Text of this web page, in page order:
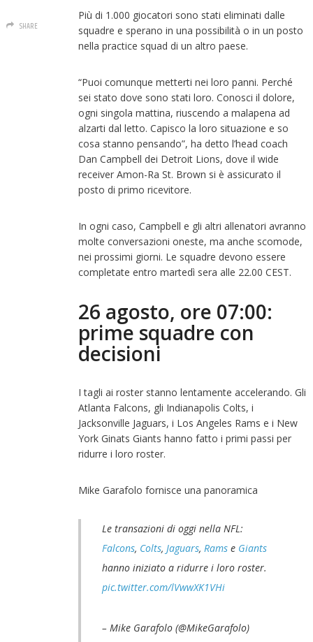
Più di 1.000 giocatori sono stati eliminati dalle
squadre e sperano in una possibilità o in un posto
nella practice squad di un altro paese.
“Puoi comunque metterti nei loro panni. Perché
sei stato dove sono stati loro. Conosci il dolore,
ogni singola mattina, riuscendo a malapena ad
alzarti dal letto. Capisco la loro situazione e so
cosa stanno pensando”, ha detto l’head coach
Dan Campbell dei Detroit Lions, dove il wide
receiver Amon-Ra St. Brown si è assicurato il
posto di primo ricevitore.
In ogni caso, Campbell e gli altri allenatori avranno
molte conversazioni oneste, ma anche scomode,
nei prossimi giorni. Le squadre devono essere
completate entro martedì sera alle 22.00 CEST.
26 agosto, ore 07:00:
prime squadre con
decisioni
I tagli ai roster stanno lentamente accelerando. Gli
Atlanta Falcons, gli Indianapolis Colts, i
Jacksonville Jaguars, i Los Angeles Rams e i New
York Ginats Giants hanno fatto i primi passi per
ridurre i loro roster.
Mike Garafolo fornisce una panoramica
Le transazioni di oggi nella NFL:
Falcons, Colts,Jaguars,Rams e Giants
hanno iniziato a ridurre i loro roster.
pic.twitter.com/lVwwXK1VHi
– Mike Garafolo (@MikeGarafolo)
SHARE